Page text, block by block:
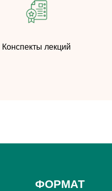
Конспекты лекций
ФОРМАТ